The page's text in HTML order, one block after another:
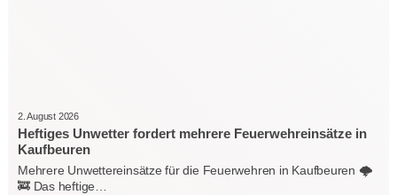
2. August 2026
Heftiges Unwetter fordert mehrere Feuerwehreinsätze in
Kaufbeuren
Mehrere Unwettereinsätze für die Feuerwehren in Kaufbeuren 🌩️
🚒 Das heftige…